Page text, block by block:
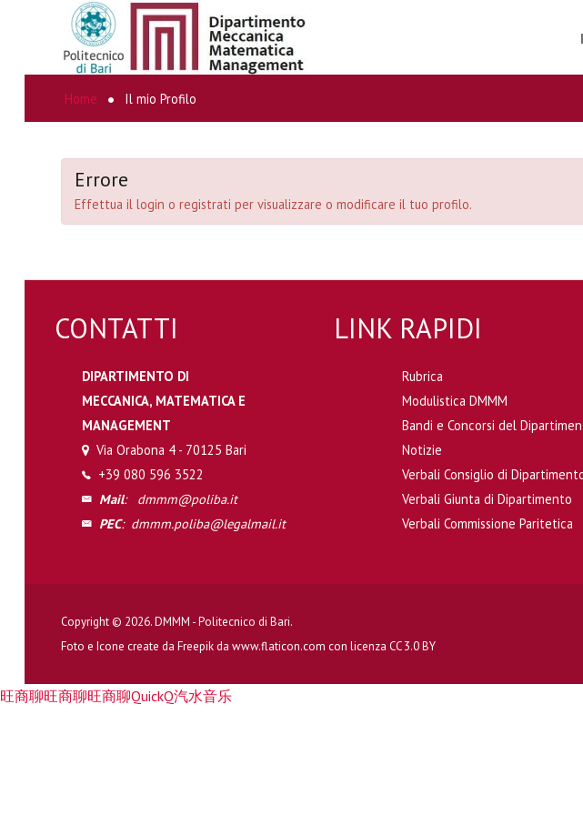
CERCA...
Home Il mio Profilo
Errore
Effettua il login o registrati per visualizzare o modificare il tuo profilo.
CONTATTI
DIPARTIMENTO DI
MECCANICA, MATEMATICA E
MANAGEMENT
Via Orabona 4 - 70125 Bari
+39 080 596 3522
Mail: dmmm@poliba.it
PEC: dmmm.poliba@legalmail.it
LINK RAPIDI
Rubrica
Modulistica DMMM
Bandi e Concorsi del
Notizie
Verbali Consiglio di
Verbali Giunta di Dipartimento
Verbali Commissione Paritetica
Copyright © 2026. DMMM - Politecnico di Bari.
Foto e Icone create da Freepikda www.flaticon.com con licenza CC 3.0 BY
旺商聊旺商聊旺商聊QuickQ汽水音乐